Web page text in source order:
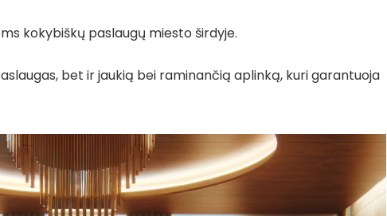
kokybiškų paslaugų miesto širdyje.
bet ir jaukią bei raminančią aplinką, kuri garantuoja